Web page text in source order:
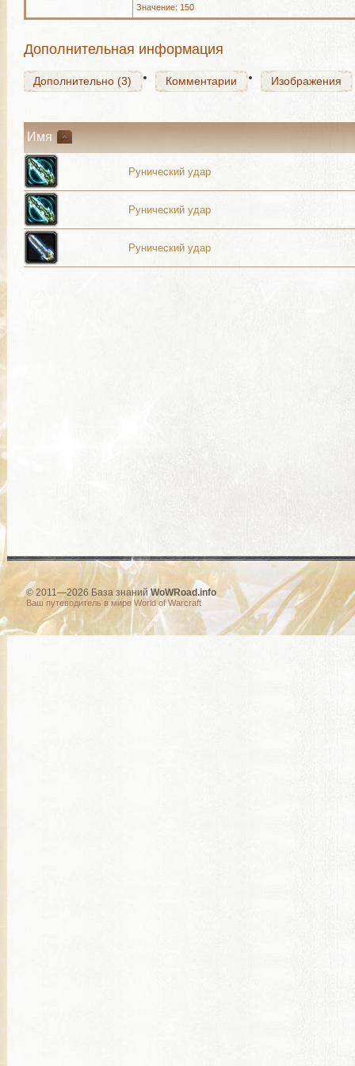
Значение: 150
Дополнительная информация
Дополнительно (3) Комментарии Изображения
Дополнительно (3) Комментарии Изображения
Имя
Рунический удар
Рунический удар
Рунический удар
© 2011—2026 База знанийWoWRoad.info
Ваш путеводитель в мире World of Warcraft